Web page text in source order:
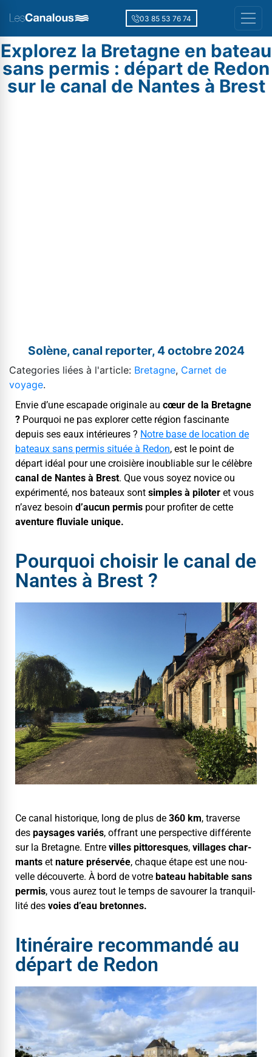
03 85 53 76 74
Explorez la Bretagne en bateau
sans permis : départ de Redon
sur le canal de Nantes à Brest
Solène, canal reporter, 4 octobre 2024
Categories liées à l'article: Bretagne, Carnet de
voyage.
Envie d’une escapade orig­i­nale au cœur de la Bre­tagne
? Pourquoi ne pas explor­er cette région fasci­nante
depuis ses eaux intérieures ? Notre base de loca­tion de
bateaux sans per­mis située à Redon, est le point de
départ idéal pour une croisière inou­bli­able sur le célèbre
canal de Nantes à Brest. Que vous soyez novice ou
expéri­men­té, nos bateaux sont sim­ples à pilot­er et vous
n’avez besoin d’au­cun per­mis pour prof­iter de cette
aven­ture flu­viale unique.
Pourquoi choisir le canal de
Nantes à Brest ?
Ce canal his­torique, long de plus de 360 km, tra­verse
des paysages var­iés, offrant une per­spec­tive dif­férente
sur la Bre­tagne. Entre villes pit­toresques, vil­lages char­
mants et nature préservée, chaque étape est une nou­
velle décou­verte. À bord de votre bateau hab­it­able sans
per­mis, vous aurez tout le temps de savour­er la tran­quil­
lité des voies d’eau bretonnes.
Itinéraire recommandé au
départ de Redon